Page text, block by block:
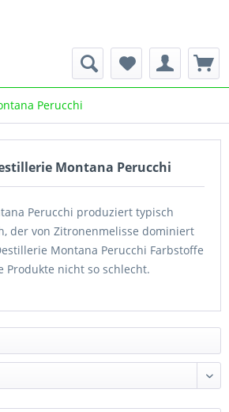
Perucchi
Montana Perucchi
Perucchi produziert typisch
der von Zitronenmelisse dominiert
Montana Perucchi Farbstoffe
Produkte nicht so schlecht.